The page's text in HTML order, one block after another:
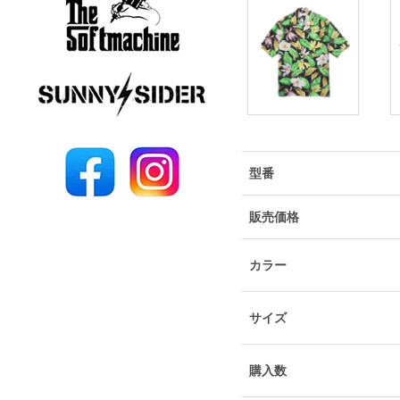
型番
販売価格
カラー
サイズ
購入数